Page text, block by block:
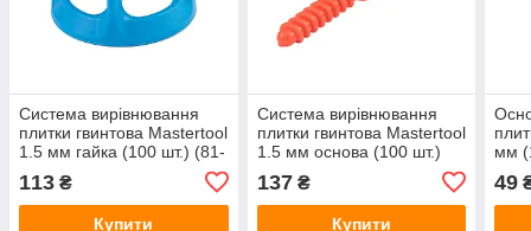
Система вирівнювання
плитки гвинтова Mastertool
1.5 мм гайка (100 шт.) (81-
113 ₴
Купити
Система вирівнювання
плитки гвинтова Mastertool
1.5 мм основа (100 шт.)
137₴
Купити
мм
49